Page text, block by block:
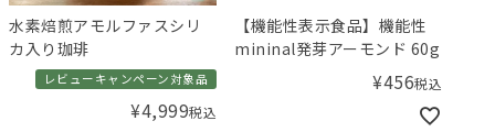
水素焙煎アモルファスシリ
カ入り珈琲
レビューキャンペーン対象品
¥4,999税込
【機能性表示食品】機能性
mininal発芽アーモンド 60g
¥456税込